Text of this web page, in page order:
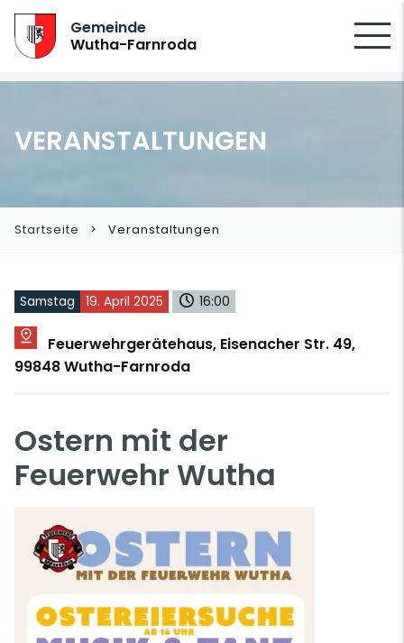
Gemeinde
Wutha-Farnroda
VERANSTALTUNGEN
Startseite Veranstaltungen
Samstag 19. April 2025 16:00
Feuerwehrgerätehaus, Eisenacher Str. 49,
99848 Wutha-Farnroda
Ostern mit der
Feuerwehr Wutha